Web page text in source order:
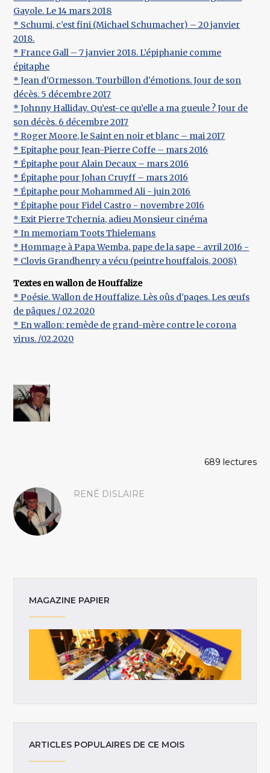
Gayole. Le 14 mars 2018
* Schumi, c’est fini (Michael Schumacher) – 20 janvier
2018.
* France Gall – 7 janvier 2018. L’épiphanie comme
épitaphe
* Jean d'Ormesson. Tourbillon d'émotions. Jour de son
décès. 5 décembre 2017
* Johnny Halliday. Qu’est-ce qu’elle a ma gueule ? Jour de
son décès. 6 décembre 2017
* Roger Moore, le Saint en noir et blanc – mai 2017
* Epitaphe pour Jean-Pierre Coffe – mars 2016
* Épitaphe pour Alain Decaux – mars 2016
* Épitaphe pour Johan Cruyff – mars 2016
* Épitaphe pour Mohammed Ali - juin 2016
* Épitaphe pour Fidel Castro - novembre 2016
* Exit Pierre Tchernia, adieu Monsieur cinéma
* In memoriam Toots Thielemans
* Hommage à Papa Wemba, pape de la sape - avril 2016 -
* Clovis Grandhenry a vécu (peintre houffalois, 2008)
Textes en wallon de Houffalize
* Poésie. Wallon de Houffalize. Lès oûs d'paqes. Les œufs
de pâques / 02.2020
* En wallon: remède de grand-mère contre le corona
virus. /02.2020
689 lectures
RENÉ DISLAIRE
MAGAZINE PAPIER
ARTICLES POPULAIRES DE CE MOIS